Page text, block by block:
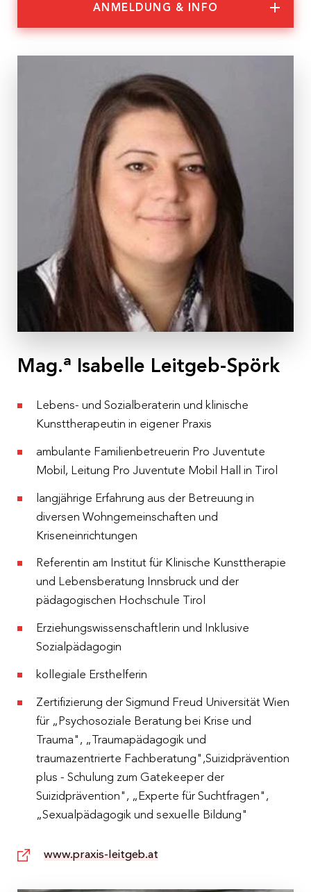
ANMELDUNG & INFO
Anmeldung & Informationen
Veranstaltungs-ID
Sex.Päd. 18/25 Graz
Do, 22.05.2025, 10:00 – 17:30 Uhr
Fr, 23.05.2025, 9:00 – 16:00 Uhr
Hotel Steiermarkhof, Ekkehard-Hauer-Straße 33,
Kosten
€ 220,– pro Person exkl. 10 % MwSt.
Anmeldeschluss
08.05.2025
Mag.a Isabelle Leitgeb-Spörk
Lebens- und Sozialberaterin und klinische
Kunsttherapeutin in eigener Praxis
ambulante Familienbetreuerin Pro Juventute
Mobil, Leitung Pro Juventute Mobil Hall in Tirol
langjährige Erfahrung aus der Betreuung in
diversen Wohngemeinschaften und
Kriseneinrichtungen
Referentin am Institut für Klinische Kunsttherapie
und Lebensberatung Innsbruck und der
pädagogischen Hochschule Tirol
Erziehungswissenschaftlerin und Inklusive
Sozialpädagogin
kollegiale Ersthelferin
Zertifizierung der Sigmund Freud Universität Wien
für „Psychosoziale Beratung bei Krise und
Trauma", „Traumapädagogik und
traumazentrierte Fachberatung",Suizidprävention
plus - Schulung zum Gatekeeper der
Suizidprävention", „Experte für Suchtfragen",
„Sexualpädagogik und sexuelle Bildung"
www.praxis-leitgeb.at